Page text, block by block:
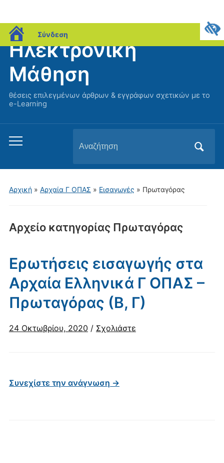
blogs.sch.gr
Σύνδεση
Ηλεκτρονική
Μάθηση
θέσεις επιλεγμένων άρθρων & εγγράφων σχετικών με το
e-Learning
Εναλλαγή
μενού
για
για:
Αρχική» Αρχαία Γ ΟΠΑΣ » Εισαγωγές » Πρωταγόρας
Αρχείο κατηγορίας Πρωταγόρας
Ερωτήσεις εισαγωγής στα
Αρχαία Ελληνικά Γ ΟΠΑΣ –
Πρωταγόρας (Β, Γ)
24 Οκτωβρίου, 2020 / Σχολιάστε
Συνεχίστε την ανάγνωση →